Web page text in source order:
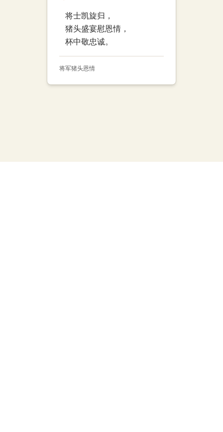
将士凯旋归，
猪头盛宴慰恩情，
杯中敬忠诚。
将军猪头恩情